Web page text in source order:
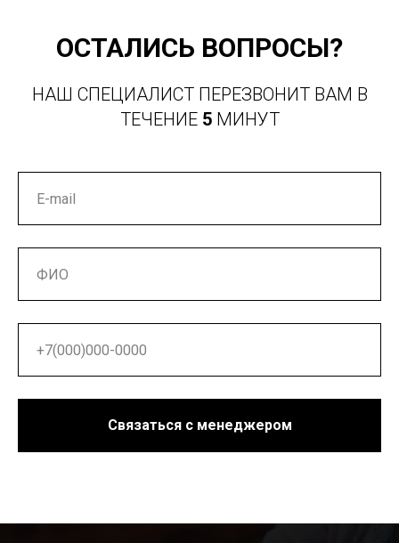
ОСТАЛИСЬ ВОПРОСЫ?
НАШ СПЕЦИАЛИСТ ПЕРЕЗВОНИТ ВАМ В
ТЕЧЕНИЕ 5МИНУТ
Связаться с менеджером